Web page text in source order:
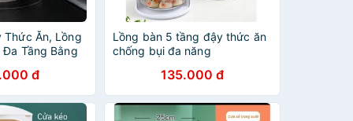
Thức Ăn, Lồng
Đa Tầng Bằng
đ
Lồng bàn 5 tầng đậy thức ăn
chống bụi đa năng
135.000 đ